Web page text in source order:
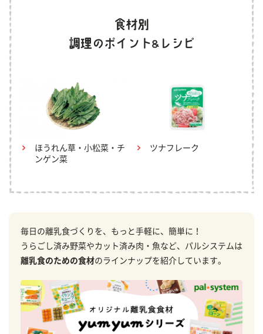
ほうれん草・小松菜・チ
ンゲン菜
ツナフレーク
毎日の離乳食づくりを、もっと手軽に、簡単に！
うらごし済み野菜やカット済み肉・魚など、パルシステムは
離乳食のための食材のラインナップを紹介しています。